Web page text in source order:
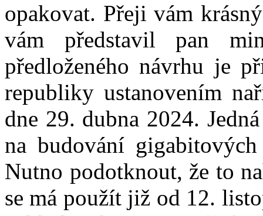
opakovat. Přeji vám
vám představil pan
předloženého návrhu je
republiky ustanovením
dne 29. dubna 2024.
na budování
Nutno podotknout, že to
se má použít již od 12.